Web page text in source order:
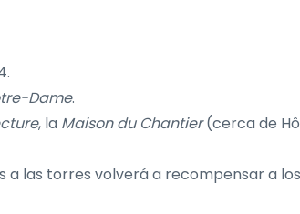
Dame.
, la Maison du Chantier(cerca de
a las torres volverá a recompensar a